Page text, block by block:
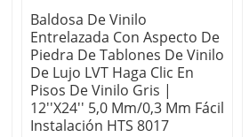
Baldosa De Vinilo
Entrelazada Con Aspecto De
Piedra De Tablones De Vinilo
De Lujo LVT Haga Clic En
Pisos De Vinilo Gris |
12''x24'' 5,0 Mm/0,3 Mm Fácil
Instalación HTS 8017